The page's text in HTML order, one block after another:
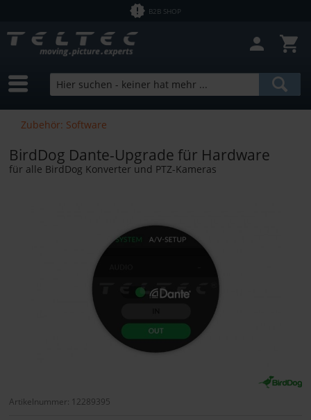
B2B SHOP
Zubehör: Software
BirdDog Dante-Upgrade für Hardware
für alle BirdDog Konverter und PTZ-Kameras
Artikelnummer: 12289395